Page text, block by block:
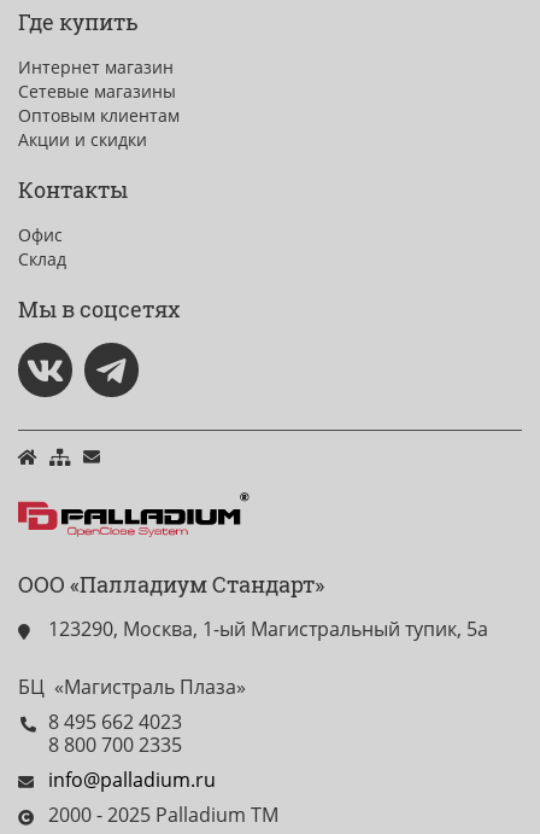
Где купить
Интернет магазин
Сетевые магазины
Оптовым клиентам
Акции и скидки
Контакты
Офис
Склад
Мы в соцсетях
ООО «Палладиум Стандарт»
123290, Москва, 1-ый Магистральный тупик, 5а
БЦ «Магистраль Плаза»
8 495 662 4023
8 800 700 2335
info@palladium.ru
2000 - 2025 Palladium TM